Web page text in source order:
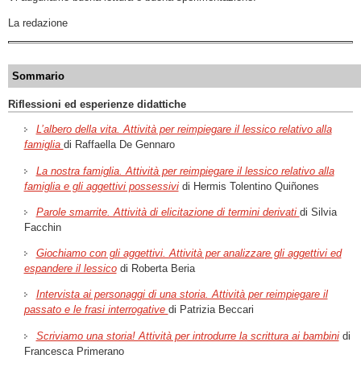
La redazione
Sommario
Riflessioni ed esperienze didattiche
L’albero della vita. Attività per reimpiegare il lessico relativo alla
famiglia di Raffaella De Gennaro
La nostra famiglia. Attività per reimpiegare il lessico relativo alla
famiglia e gli aggettivi possessividi Hermis Tolentino Quiñones
Parole smarrite. Attività di elicitazione di termini derivati di Silvia
Facchin
Giochiamo con gli aggettivi. Attività per analizzare gli aggettivi ed
espandere il lessicodi Roberta Beria
Intervista ai personaggi di una storia. Attività per reimpiegare il
passato e le frasi interrogative di Patrizia Beccari
Scriviamo una storia! Attività per introdurre la scrittura ai bambinidi
Francesca Primerano